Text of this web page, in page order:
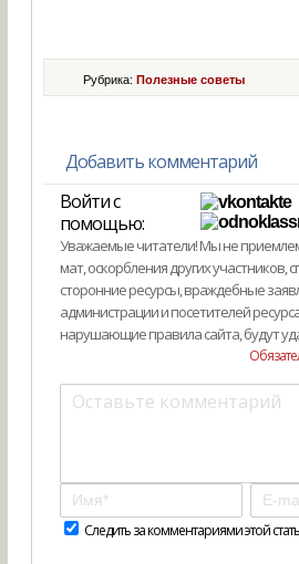
Рубрика: Полезные советы
Добавить комментарий
Войти с
помощью:
Уважаемые читатели! Мы не
мат, оскорбления других участников,
сторонние ресурсы, враждебные
администрации и посетителей
нарушающие правила сайта, будут
Следить за комментариями этой